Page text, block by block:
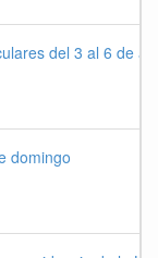
del 3 al 6 de
domingo